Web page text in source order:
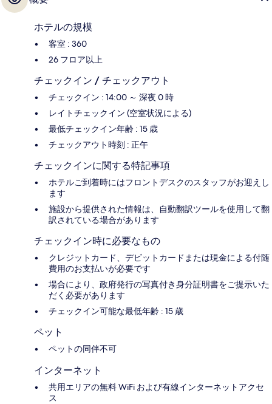
ホテルの規模
客室 : 360
26 フロア以上
チェックイン / チェックアウト
チェックイン : 14:00 ～ 深夜 0 時
レイトチェックイン (空室状況による)
最低チェックイン年齢 : 15 歳
チェックアウト時刻 : 正午
チェックインに関する特記事項
ホテルご到着時にはフロントデスクのスタッフがお迎えし
ます
施設から提供された情報は、自動翻訳ツールを使用して翻
訳されている場合があります
チェックイン時に必要なもの
クレジットカード、デビットカードまたは現金による付随
費用のお支払いが必要です
場合により、政府発行の写真付き身分証明書をご提示いた
だく必要があります
チェックイン可能な最低年齢 : 15 歳
ペット
ペットの同伴不可
インターネット
共用エリアの無料 WiFi および有線インターネットアクセ
ス